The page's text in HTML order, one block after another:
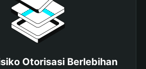
Otorisasi Berlebihan